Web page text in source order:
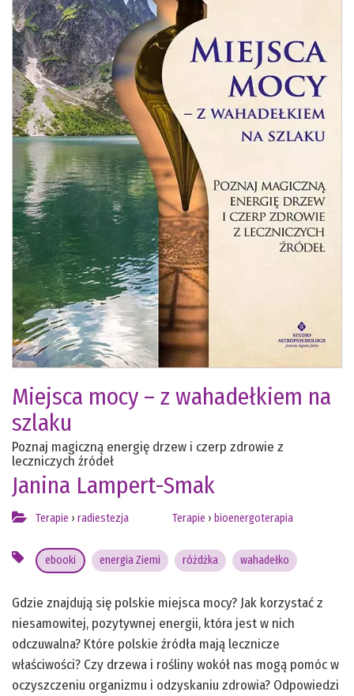
Miejsca mocy – z wahadełkiem na
szlaku
Poznaj magiczną energię drzew i czerp zdrowie z
leczniczych źródeł
Janina Lampert-Smak
Terapie › radiestezja Terapie › bioenergoterapia
ebooki energia Ziemi różdżka wahadełko
Gdzie znajdują się polskie miejsca mocy? Jak korzystać z
niesamowitej, pozytywnej energii, która jest w nich
odczuwalna? Które polskie źródła mają lecznicze
właściwości? Czy drzewa i rośliny wokół nas mogą pomóc w
oczyszczeniu organizmu i odzyskaniu zdrowia? Odpowiedzi